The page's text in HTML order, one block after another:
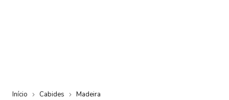
Início Cabides Madeira